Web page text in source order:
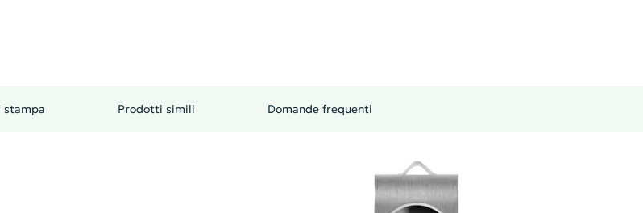
stampa Prodotti simili Domande frequenti